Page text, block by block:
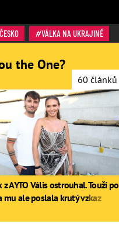
VÁLKA NA UKRAJINĚ
the One?
60 článků
AYTO Vális ostrouhal. Touží po
mu ale poslala krutý vzkaz